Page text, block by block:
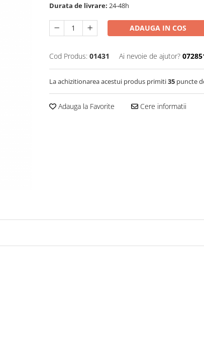
Durata de livrare: 24-48h
ADAUGA IN COS
Cod Produs: 01431 Ai nevoie de ajutor?
La achizitionarea acestui produs primiti35 puncte
Adauga la Favorite Cere informatii